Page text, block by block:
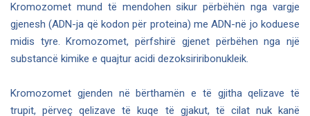
Kromozomet mund të mendohen sikur përbëhën nga vargje
gjenesh (ADN-ja që kodon për proteina) me ADN-në jo koduese
midis tyre. Kromozomet, përfshirë gjenet përbëhen nga një
substancë kimike e quajtur acidi dezoksiriribonukleik.
Kromozomet gjenden në bërthamën e të gjitha qelizave të
trupit, përveç qelizave të kuqe të gjakut, të cilat nuk kanë